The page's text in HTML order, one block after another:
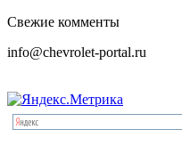
Свежие комменты
info@chevrolet-portal.ru